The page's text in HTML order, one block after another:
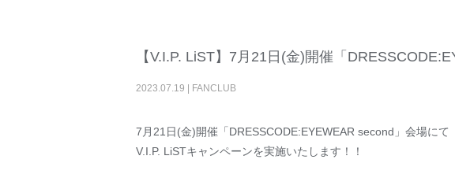
【V.I.P. LiST】7月21日(金)開催「
2023.07.19 FANCLUB
7月21日(金)開催「DRESSCODE:EYEWEAR second」会場にて
V.I.P. LiSTキャンペーンを実施いたします！！